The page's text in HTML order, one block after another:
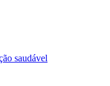
saudável